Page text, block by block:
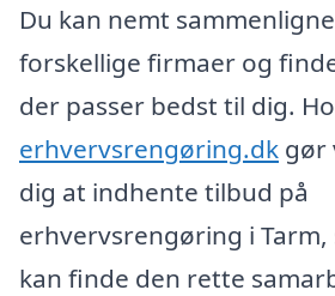
Du kan nemt
forskellige firmaer og
der passer bedst til dig.
erhvervsrengøring.dk gør
dig at indhente tilbud på
erhvervsrengøring i
kan finde den rette